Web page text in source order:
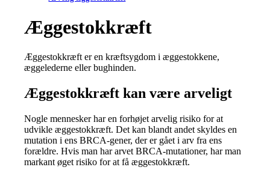
Æggestok­kræft
Æggestokkræft er en kræftsygdom i æggestokkene,
æggelederne eller bughinden.
Æggestokkræft kan være arveligt
Nogle mennesker har en forhøjet arvelig risiko for at
udvikle æggestokkræft. Det kan blandt andet skyldes en
mutation i ens BRCA-gener, der er gået i arv fra ens
forældre. Hvis man har arvet BRCA-mutationer, har man
markant øget risiko for at få æggestokkræft.